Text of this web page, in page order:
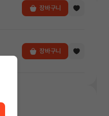
장바구니
장바구니